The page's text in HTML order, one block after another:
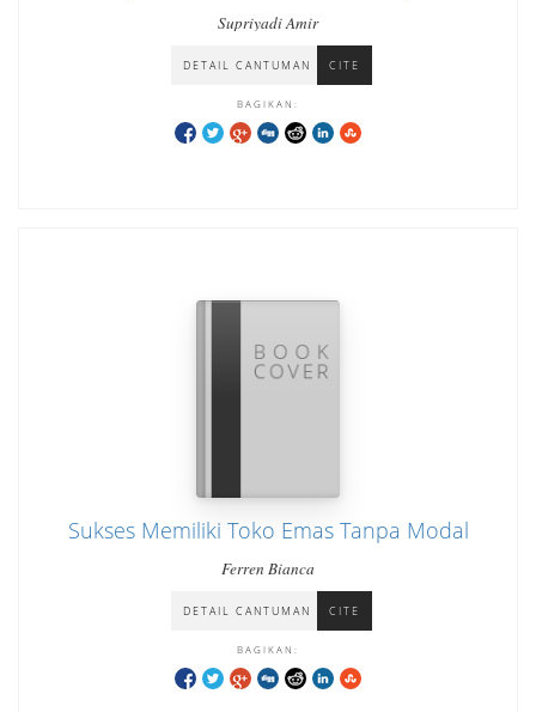
Supriyadi Amir
DETAIL CANTUMAN CITE
BAGIKAN:
Sukses Memiliki Toko Emas Tanpa Modal
Ferren Bianca
DETAIL CANTUMAN CITE
BAGIKAN: